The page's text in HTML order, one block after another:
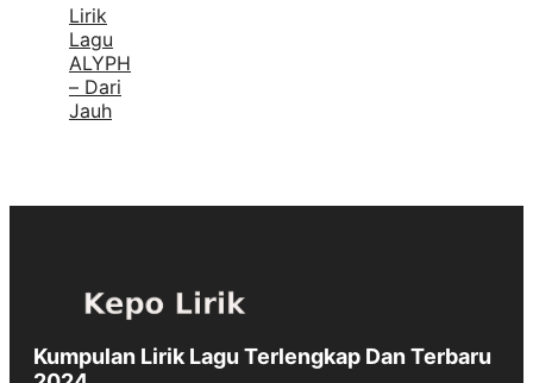
Lirik
Lagu
ALYPH
– Dari
Jauh
Kumpulan Lirik Lagu Terlengkap Dan Terbaru